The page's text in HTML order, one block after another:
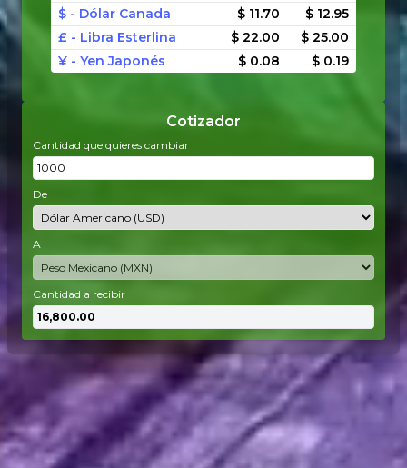
$ - Dólar Canada
$ 11.70
$ 12.95
£ - Libra Esterlina
$ 22.00
$ 25.00
¥ - Yen Japonés
$ 0.08 $ 0.19
Cotizador
Cantidad que quieres cambiar
De
A
Cantidad a recibir